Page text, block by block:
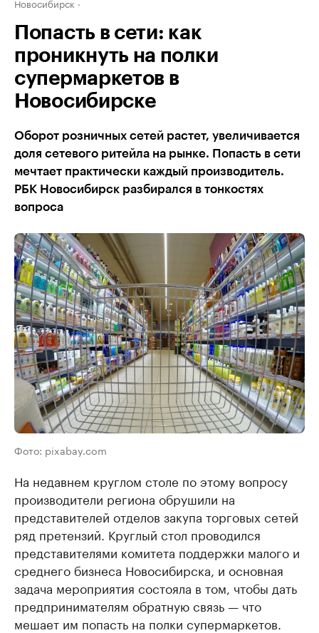
Новосибирск
Попасть в сети: как
проникнуть на полки
супермаркетов в
Новосибирске
Оборот розничных сетей растет, увеличивается
доля сетевого ритейла на рынке. Попасть в сети
мечтает практически каждый производитель.
РБК Новосибирск разбирался в тонкостях
вопроса
Фото: pixabay.com
На недавнем круглом столе по этому вопросу
производители региона обрушили на
представителей отделов закупа торговых сетей
ряд претензий. Круглый стол проводился
представителями комитета поддержки малого и
среднего бизнеса Новосибирска, и основная
задача мероприятия состояла в том, чтобы дать
предпринимателям обратную связь — что
мешает им попасть на полки супермаркетов.